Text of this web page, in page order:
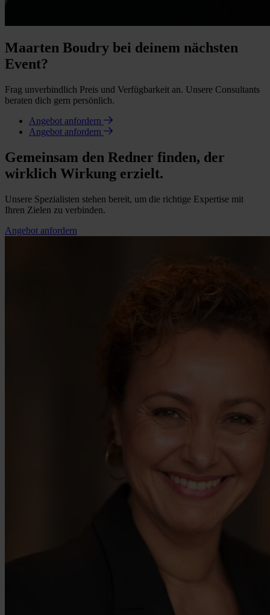
Maarten Boudry bei deinem nächsten
Event?
Frag unverbindlich Preis und Verfügbarkeit an. Unsere Consultants
beraten dich gern persönlich.
Angebot anfordern
Angebot anfordern
Gemeinsam den Redner finden, der
wirklich Wirkung erzielt.
Unsere Spezialisten stehen bereit, um die richtige Expertise mit
Ihren Zielen zu verbinden.
Angebot anfordern